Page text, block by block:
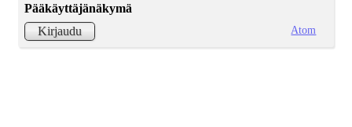
Pääkäyttäjänäkymä
Kirjaudu
Atom